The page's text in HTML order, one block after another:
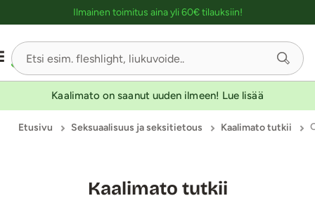
Ilmainen toimitus aina yli 60€ tilauksiin!
Kaalimato on saanut uuden ilmeen! Lue lisää
Etusivu Seksuaalisuus ja seksitietous Kaalimato tutkii
Kaalimato tutkii